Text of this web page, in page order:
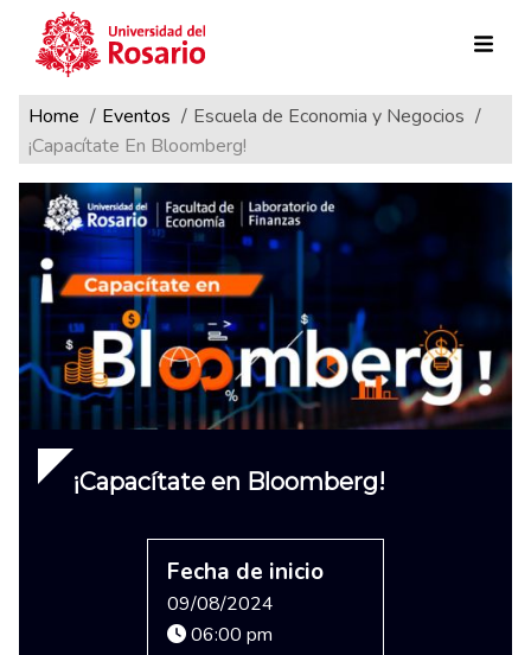
Pasar al contenido principal
Ruta de navegación
Home Eventos
Escuela de Economia y Negocios
¡Capacítate En Bloomberg!
¡Capacítate en Bloomberg!
Fecha de inicio
09/08/2024
06:00 pm